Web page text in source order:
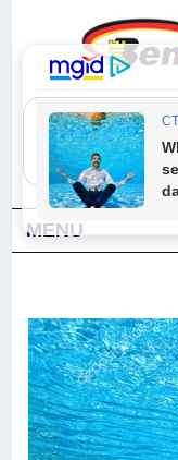
"Sesungguhnya Allah
Wahai orang-orang
ucapkanlah salam
MENU